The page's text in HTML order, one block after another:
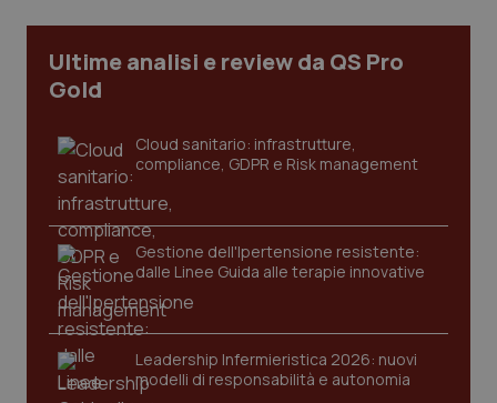
Ultime analisi e review da QS Pro
Gold
Cloud sanitario: infrastrutture,
compliance, GDPR e Risk management
Gestione dell'Ipertensione resistente:
dalle Linee Guida alle terapie innovative
Leadership Infermieristica 2026: nuovi
modelli di responsabilità e autonomia
sito web abilitandone funzionalità di base quali la
protette del sito. Il sito web non è in grado di
VISITOR_PRIVACY_METADATA
YouTube
.youtube.com